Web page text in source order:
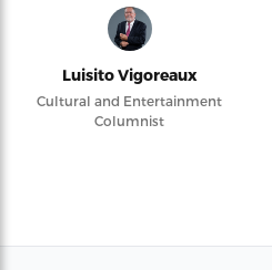
Luisito Vigoreaux
Cultural and Entertainment
Columnist